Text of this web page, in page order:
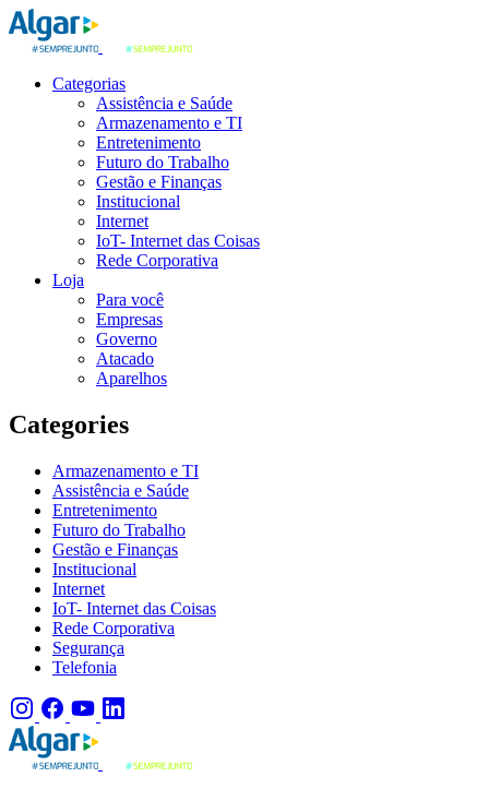
Categorias
Assistência e Saúde
Armazenamento e TI
Entretenimento
Futuro do Trabalho
Gestão e Finanças
Institucional
Internet
IoT- Internet das Coisas
Rede Corporativa
Loja
Para você
Empresas
Governo
Atacado
Aparelhos
Categories
Armazenamento e TI
Assistência e Saúde
Entretenimento
Futuro do Trabalho
Gestão e Finanças
Institucional
Internet
IoT- Internet das Coisas
Rede Corporativa
Segurança
Telefonia